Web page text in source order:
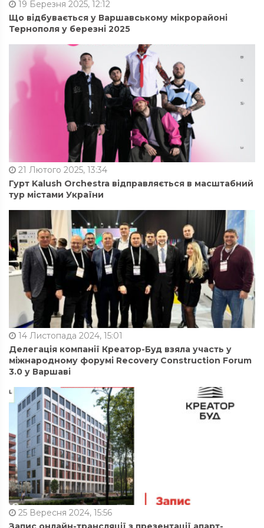
19 Березня 2025, 12:12
Що відбувається у Варшавському мікрорайоні
Тернополя у березні 2025
21 Лютого 2025, 13:34
Гурт Kalush Orchestra відправляється в масштабний
тур містами України
14 Листопада 2024, 15:01
Делегація компанії Креатор-Буд взяла участь у
міжнародному форумі Recovery Construction Forum
3.0 у Варшаві
25 Вересня 2024, 15:56